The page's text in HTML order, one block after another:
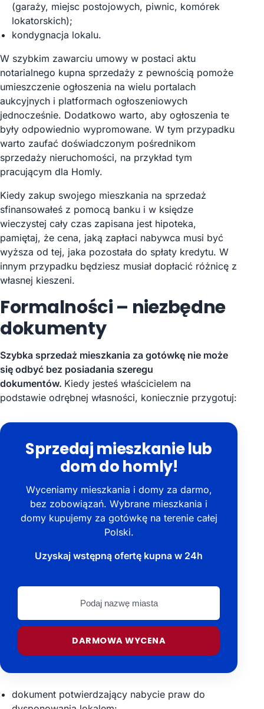
(garaży, miejsc postojowych, piwnic, komórek
lokatorskich);
kondygnacja lokalu.
W szybkim zawarciu umowy w postaci aktu
notarialnego kupna sprzedaży z pewnością pomoże
umieszczenie ogłoszenia na wielu portalach
aukcyjnych i platformach ogłoszeniowych
jednocześnie. Dodatkowo warto, aby ogłoszenia te
były odpowiednio wypromowane. W tym przypadku
warto zaufać doświadczonym pośrednikom
sprzedaży nieruchomości, na przykład tym
pracującym dla Homly.
Kiedy zakup swojego mieszkania na sprzedaż
sfinansowałeś z pomocą banku i w księdze
wieczystej cały czas zapisana jest hipoteka,
pamiętaj, że cena, jaką zapłaci nabywca musi być
wyższa od tej, jaka pozostała do spłaty kredytu. W
innym przypadku będziesz musiał dopłacić różnicę z
własnej kieszeni.
Formalności – niezbędne
dokumenty
Szybka sprzedaż mieszkania za gotówkę nie może
się odbyć bez posiadania szeregu
dokumentów. Kiedy jesteś właścicielem na
podstawie odrębnej własności, koniecznie przygotuj:
Sprzedaj mieszkanie lub
dom do homly!
Wyceniamy mieszkania i domy za darmo,
bez zobowiązań. Wybrane mieszkania i
domy kupujemy za gotówkę na terenie całej
Polski.
Uzyskaj wstępną ofertę kupna w 24h
Podaj
miasta
DARMOWA WYCENA
dokument potwierdzający nabycie praw do